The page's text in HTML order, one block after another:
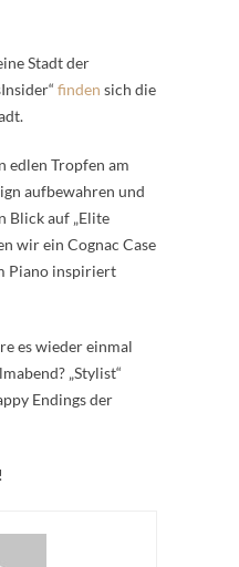
Stadt der
finden sich die
edlen Tropfen am
aufbewahren und
Blick auf „Elite
wir ein Cognac Case
Piano inspiriert
es wieder einmal
„Stylist“
Endings der